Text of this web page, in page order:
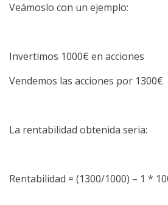
Veámoslo con un ejemplo:
Invertimos 1000€ en acciones
Vendemos las acciones por 1300€
La rentabilidad obtenida seria:
Rentabilidad = (1300/1000) – 1 *